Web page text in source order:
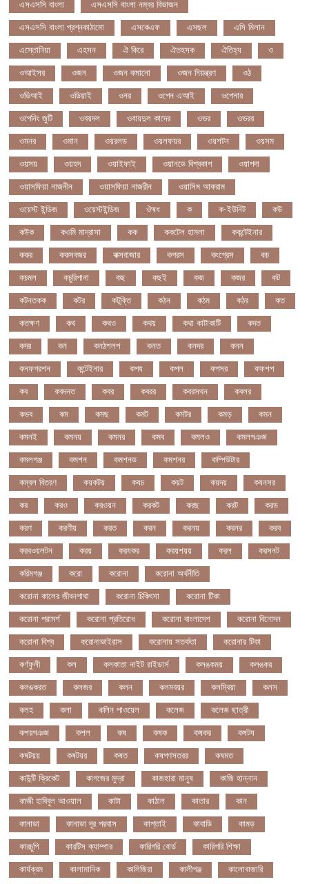
এসএসসি বাংলা এসএসসি বাংলা নম্বর বিভাজন
এসএসসি বাংলা প্রশ্নকাঠামো এসকেএফ এসছল এসি মিলান
এস্তোনিয়া এহসন ঐ কিরে ঐতহসক ঐতিহ্য ও
ওআইসর ওজন ওজন কমানো ওজন নিয়ন্ত্রণ ওঠ
ওডিআই ওডিয়াই ওনর ওপেন এআই ওপেনার
ওপেনিং জুটি ওবয়দল ওবায়দুল কাদের ওভর ওভরর
ওমনর ওমান ওয়রলড ওয়লফয়র ওয়শটন ওয়সম
ওয়সয় ওয়হদ ওয়াইফাই ওয়ানডে বিশ্বকাপ ওয়াপদা
ওয়াসফিয়া নাজনীন ওয়াসফিয়া নাজরীন ওয়াসিম আকরাম
ওয়েস্ট ইন্ডিজ ওয়েস্টইন্ডিজ ঔষধ ক ক-ইউনিট কউ
কউক কওমি মাদ্রাসা কক ককটেল হামলা ককন্টেইনার
ককর ককসবজর কক্সবাজার কগরস কংগ্রেস কচ
কচমল কচুরিপানা কছ কছই কজ কজর কট
কটনতকক কটর কটূক্তি কঠন কঠম কঠর কত
কতক্ষণ কথ কথও কথয় কথা কাটাকাটি কদত
কদর কন কনঠশলপ কনত কনদর কনন
কনফগরশন কন্টেইনার কপয কপল কপসর কফশপ
কব কবদনত কবর কবরর কবরসথন কবলর
কভব কম কমছ কমট কমটর কমড় কমন
কমনই কমনয় কমনর কমব কমলও কমলগঞজ
কমলগঞ্জ কমশন কমশনড কমশনর কম্পিউটার
কম্বল বিতরণ কয়কটয় কযচ কয়ট কয়দয় কযনসর
কর করও করওয়ন করকট করছ করট করড
করণ করণীয় করত করন করনয় করনর করব
করবওয়লটন করয় করযকর করয়শয়য় করল করসনট
করিমগঞ্জ করো করোনা করোনা অর্থনীতি
করোনা কালের জীবনগাথা করোনা চিকিৎসা করোনা টিকা
করোনা পরামর্শ করোনা প্রতিরোধ করোনা বাংলাদেশ করোনা বিনোদন
করোনা বিশ্ব করোনাভাইরাস করোনায় সতর্কতা করোনার টিকা
কর্ণফুলী কল কলকাতা নাইট রাইডার্স কলঙকময় কলঙকর
কলঙকরত কলজর কলন কলমবয়র কলম্বিয়া কলস
কলহ কলা কলিন পাওয়েল কলেজ কলেজ ছাত্রী
কশরগঞজ কশল কষ কষক কষকর কষটয
কষটয়য় কষটয়র কষত কষপণসতরর কষমত
কাউন্টি ক্রিকেট কাগজের মুদ্রা কাজহারা মানুষ কাজি হান্নান
কাজী হাবিবুল আওয়াল কাটা কাঠাল কাতার কান
কানাডা কানাডা দূর পরবাস কাপ্তাই কাবাডি কামড়
কারচুপি কারটিস ক্যাম্পার কারিগরি বোর্ড কারিগরি শিক্ষা
কার্যক্রম কালামানিক কালিজিরা কালীগঞ্জ কালোবাজারি